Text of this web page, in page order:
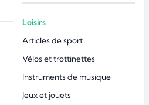
Loisirs
Articles de sport
Vélos et trottinettes
Instruments de musique
Jeux et jouets